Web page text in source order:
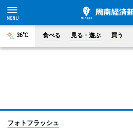
36°C 食べる 見る・遊ぶ 買う
フォトフラッシュ